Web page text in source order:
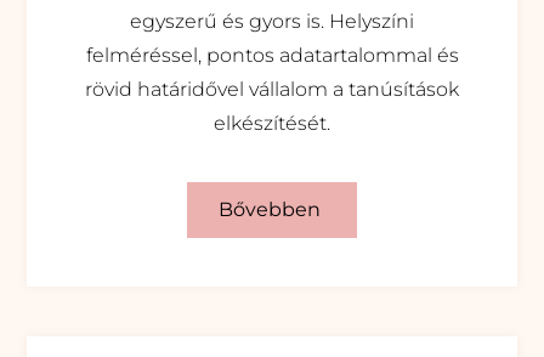
egyszerű és gyors is. Helyszíni
felméréssel, pontos adatartalommal és
rövid határidővel vállalom a tanúsítások
elkészítését.
Bővebben